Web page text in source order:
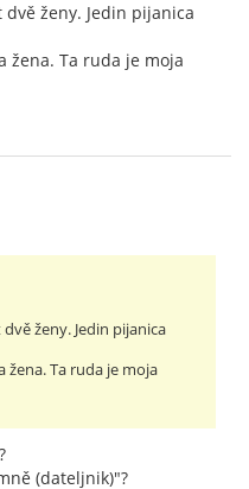
ženy. Jedin pijanica
žena. Ta ruda je moja
ženy. Jedin pijanica
žena. Ta ruda je moja
(dateljnik)"?